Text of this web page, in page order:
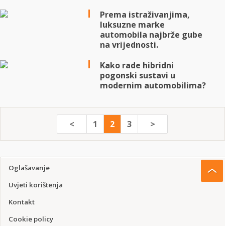
Prema istraživanjima,
luksuzne marke
automobila najbrže gube
na vrijednosti.
Kako rade hibridni
pogonski sustavi u
modernim automobilima?
< 1 2 3 >
Oglašavanje
Uvjeti korištenja
Kontakt
Cookie policy